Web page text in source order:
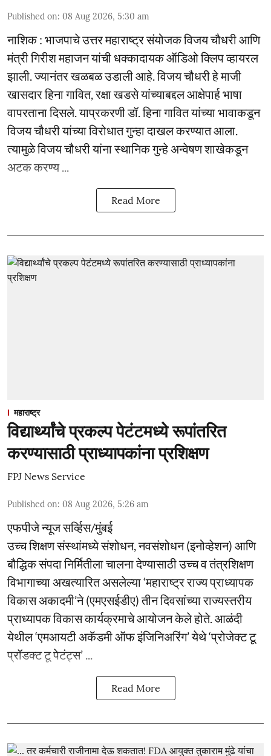
Published on: 08 Aug 2026, 5:30 am
नाशिक : भाजपाचे उत्तर महाराष्ट्र संयोजक विजय चौधरी आणि
मंत्री गिरीश महाजन यांची धक्कादायक ऑडिओ क्लिप व्हायरल
झाली. ज्यानंतर खळबळ उडाली आहे. विजय चौधरी हे माजी
खासदार हिना गावित, रक्षा खडसे यांच्याबद्दल आक्षेपार्ह भाषा
वापरताना दिसले. याप्रकरणी डॉ. हिना गावित यांच्या भावाकडून
विजय चौधरी यांच्या विरोधात गुन्हा दाखल करण्यात आला.
त्यामुळे विजय चौधरी यांना स्थानिक गुन्हे अन्वेषण शाखेकडून
अटक करण्य ...
Read More
महाराष्ट्र
विद्यार्थ्यांचे प्रकल्प पेटंटमध्ये रूपांतरित
करण्यासाठी प्राध्यापकांना प्रशिक्षण
FPJ News Service
Published on: 08 Aug 2026, 5:26 am
एफपीजे न्यूज सर्व्हिस/मुंबई
उच्च शिक्षण संस्थांमध्ये संशोधन, नवसंशोधन (इनोव्हेशन) आणि
बौद्धिक संपदा निर्मितीला चालना देण्यासाठी उच्च व तंत्रशिक्षण
विभागाच्या अखत्यारित असलेल्या ‘महाराष्ट्र राज्य प्राध्यापक
विकास अकादमी’ने (एमएसईडीए) तीन दिवसांच्या राज्यस्तरीय
प्राध्यापक विकास कार्यक्रमाचे आयोजन केले होते. आळंदी
येथील ‘एमआयटी अकॅडमी ऑफ इंजिनिअरिंग’ येथे ‘प्रोजेक्ट टू
प्रॉडक्ट टू पेटंट्स’ ...
Read More